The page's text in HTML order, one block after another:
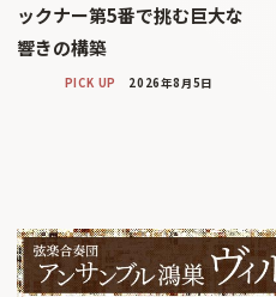
ックナー第5番で挑む巨大な
響きの構築
PICK UP 2026年8月5日